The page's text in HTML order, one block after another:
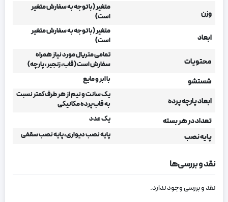
وزن
متغیر (با توجه به سفارش متغیر
است)
ابعاد
متغیر (با توجه به سفارش متغیر
است)
محتویات
تمامی متریال مورد نیاز همراه
سفارش است (قاب، زنجیر، پارچه)
شستشو با ابر و مایع
ابعاد پارچه پرده
یک سانت و نیم از هر طرف کمتر نسبت
به قاب پرده مکانیکی
تعداد در هر بسته یک عدد
پایه نصب پایه نصب دیواری، پایه نصب سقفی
نقد و بررسی‌ها
نقد و بررسی وجود ندارد.